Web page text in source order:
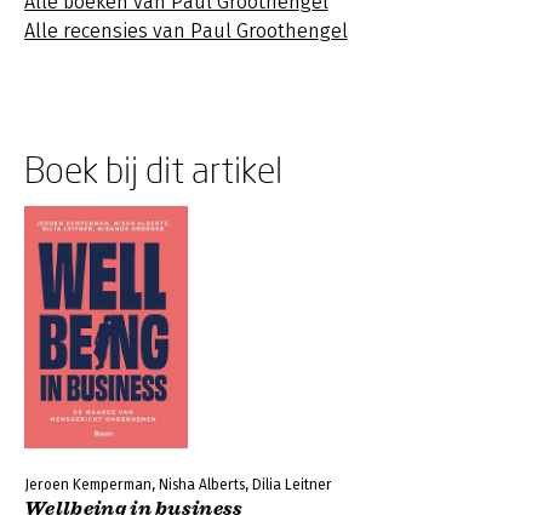
Alle recensies van Paul Groothengel
Boek bij dit artikel
Jeroen Kemperman, Nisha Alberts, Dilia Leitner
Wellbeing in business